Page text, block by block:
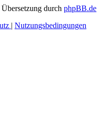
durch phpBB.de
| Nutzungsbedingungen